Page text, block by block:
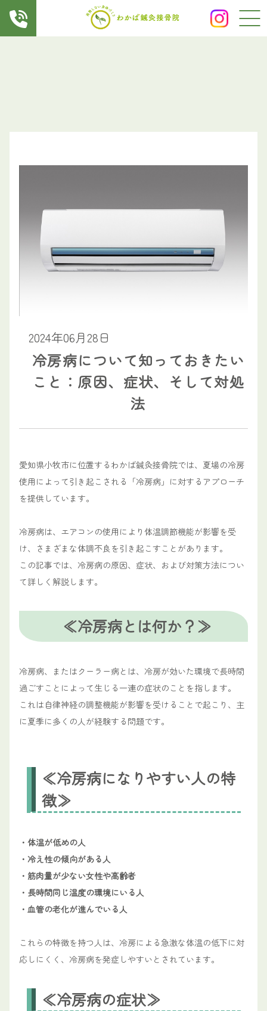
2024年06月28日
冷房病について知っておきたい
こと：原因、症状、そして対処
法
愛知県小牧市に位置するわかば鍼灸接骨院では、夏場の冷房
使用によって引き起こされる「冷房病」に対するアプローチ
を提供しています。
冷房病は、エアコンの使用により体温調節機能が影響を受
け、さまざまな体調不良を引き起こすことがあります。
この記事では、冷房病の原因、症状、および対策方法につい
て詳しく解説します。
≪冷房病とは何か？≫
冷房病、またはクーラー病とは、冷房が効いた環境で長時間
過ごすことによって生じる一連の症状のことを指します。
これは自律神経の調整機能が影響を受けることで起こり、主
に夏季に多くの人が経験する問題です。
≪冷房病になりやすい人の特
徴≫
・体温が低めの人
・冷え性の傾向がある人
・筋肉量が少ない女性や高齢者
・長時間同じ温度の環境にいる人
・血管の老化が進んでいる人
これらの特徴を持つ人は、冷房による急激な体温の低下に対
応しにくく、冷房病を発症しやすいとされています。
≪冷房病の症状≫